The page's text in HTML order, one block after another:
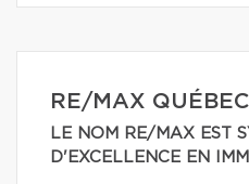
RE/MAX QUÉBEC
LE NOM RE/MAX EST
D'EXCELLENCE EN